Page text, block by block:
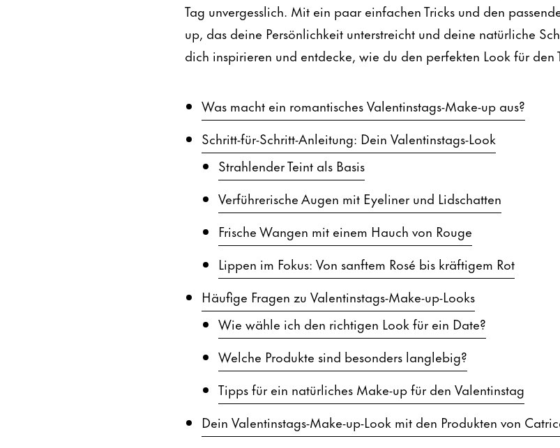
Tag unvergesslich. Mit ein paar einfachen Tricks und den
up, das deine Persönlichkeit unterstreicht und deine natürliche
dich inspirieren und entdecke, wie du den perfekten Look für den
Was macht ein romantisches Valentinstags-Make-up aus?
Schritt-für-Schritt-Anleitung: Dein Valentinstags-Look
Strahlender Teint als Basis
Verführerische Augen mit Eyeliner und Lidschatten
Frische Wangen mit einem Hauch von Rouge
Lippen im Fokus: Von sanftem Rosé bis kräftigem Rot
Häufige Fragen zu Valentinstags-Make-up-Looks
Wie wähle ich den richtigen Look für ein Date?
Welche Produkte sind besonders langlebig?
Tipps für ein natürliches Make-up für den Valentinstag
Dein Valentinstags-Make-up-Look mit den Produkten von